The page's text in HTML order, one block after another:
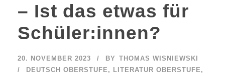
– Ist das etwas für
Schüler:innen?
20. NOVEMBER 2023 BY THOMAS WISNIEWSKI
DEUTSCH OBERSTUFE , LITERATUR OBERSTUFE ,